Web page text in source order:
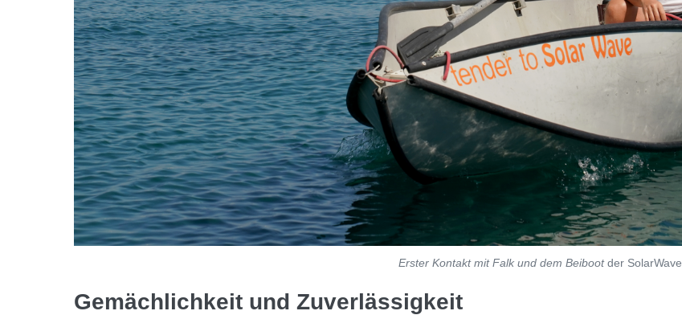
Erster Kontakt mit Falk und dem Beibootder SolarWave
Gemächlichkeit und Zuverlässigkeit